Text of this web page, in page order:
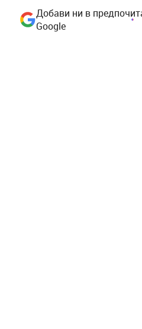
Добави ни в
Google